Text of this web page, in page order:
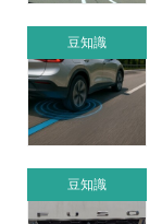
豆知識
豆知識